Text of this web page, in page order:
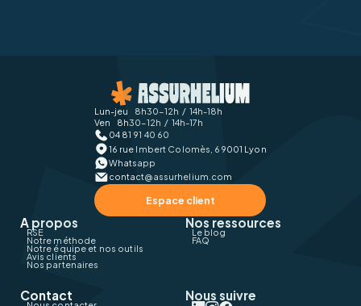
Lun-jeu 8h30-12h / 14h-18h
Ven 8h30-12h / 14h-17h
04 81 91 40 60
16 rue Imbert Colomès, 69001 Lyon
Whatsapp
contact@assurhelium.com
Espace client
A propos
RSE
Notre méthode
Notre équipe et nos outils
Avis clients
Nos partenaires
Nos ressources
Le blog
FAQ
Contact Nous suivre